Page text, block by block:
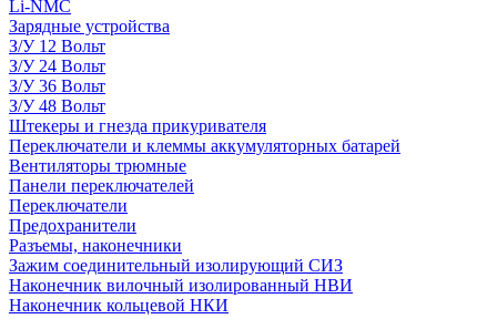
Li-NMC
Зарядные устройства
З/У 12 Вольт
З/У 24 Вольт
З/У 36 Вольт
З/У 48 Вольт
Штекеры и гнезда прикуривателя
Переключатели и клеммы аккумуляторных батарей
Вентиляторы трюмные
Панели переключателей
Переключатели
Предохранители
Разъемы, наконечники
Зажим соединительный изолирующий СИЗ
Наконечник вилочный изолированный НВИ
Наконечник кольцевой НКИ